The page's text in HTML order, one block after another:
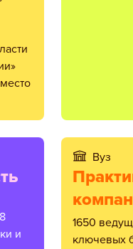
и
Вуз
1650 ведущих компаний-партнеров. Среди
ключевых